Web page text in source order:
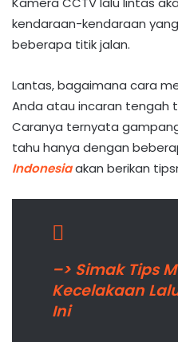
kendaraan-kendaraan yang
beberapa titik jalan.
Lantas, bagaimana cara
Anda atau incaran tengah
Caranya ternyata
tahu hanya dengan
Indonesiaakan berikan
–> Simak Tips
Kecelakaan
Ini